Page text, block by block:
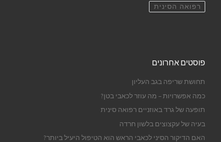
רפואה הסינית
פוסטים אחרונים
תחושת שריפה בגב העליון
כמה אפשרויות – מה עוזר לכאבי בטן?
תופעה של גרד באוזניים רפואה סינית
בעיה של עקצוצים בלשון חרדה
האם הדיקור הסיני לכאבי הראש הוא הטיפול היעיל ביותר?